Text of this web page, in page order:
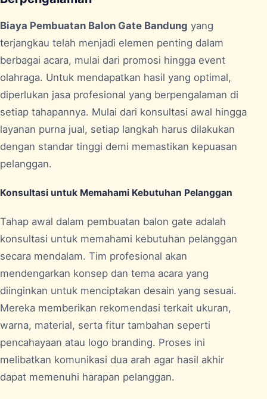
Biaya Pembuatan Balon Gate Bandung yang
terjangkau telah menjadi elemen penting dalam
berbagai acara, mulai dari promosi hingga event
olahraga. Untuk mendapatkan hasil yang optimal,
diperlukan jasa profesional yang berpengalaman di
setiap tahapannya. Mulai dari konsultasi awal hingga
layanan purna jual, setiap langkah harus dilakukan
dengan standar tinggi demi memastikan kepuasan
pelanggan.
Konsultasi untuk Memahami Kebutuhan Pelanggan
Tahap awal dalam pembuatan balon gate adalah
konsultasi untuk memahami kebutuhan pelanggan
secara mendalam. Tim profesional akan
mendengarkan konsep dan tema acara yang
diinginkan untuk menciptakan desain yang sesuai.
Mereka memberikan rekomendasi terkait ukuran,
warna, material, serta fitur tambahan seperti
pencahayaan atau logo branding. Proses ini
melibatkan komunikasi dua arah agar hasil akhir
dapat memenuhi harapan pelanggan.